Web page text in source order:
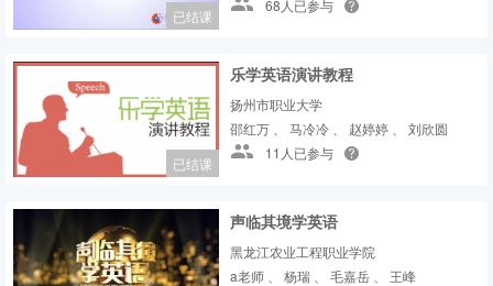
已结课
68人已参与
已结课
乐学英语演讲教程
扬州市职业大学
邵红万 、 马冷冷 、 赵婷婷 、 刘欣圆
11人已参与
声临其境学英语
黑龙江农业工程职业学院
a老师 、 杨瑞 、 毛嘉岳 、 王峰